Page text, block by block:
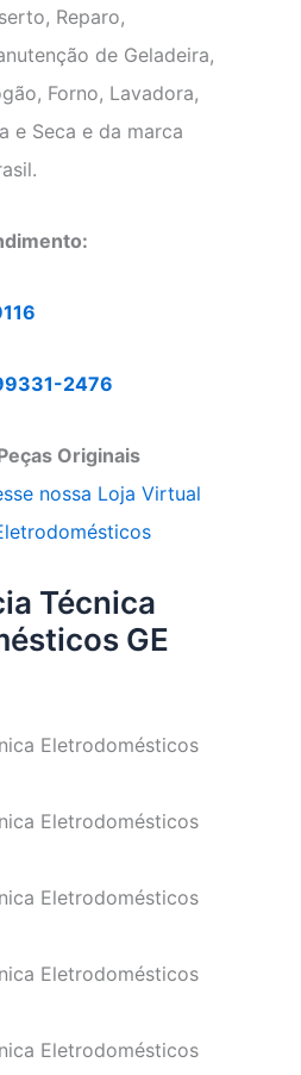
Reparo,
de Geladeira,
Forno, Lavadora,
e Seca e da marca
2476
Originais
nossa Loja Virtual
Técnica
GE
Eletrodomésticos
Eletrodomésticos
Eletrodomésticos
Eletrodomésticos
Eletrodomésticos